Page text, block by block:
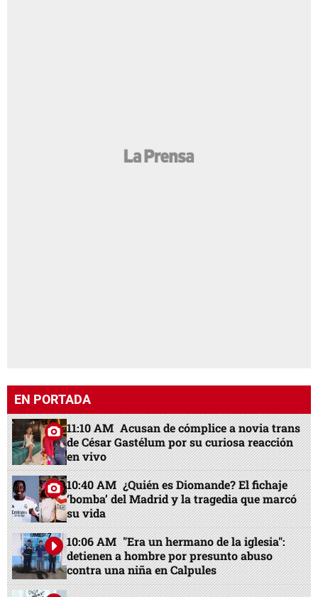
EN PORTADA
11:10 AM Acusan de cómplice a novia trans
de César Gastélum por su curiosa reacción
en vivo
10:40 AM ¿Quién es Diomande? El fichaje
‘bomba’ del Madrid y la tragedia que marcó
su vida
10:06 AM "Era un hermano de la iglesia":
detienen a hombre por presunto abuso
contra una niña en Calpules